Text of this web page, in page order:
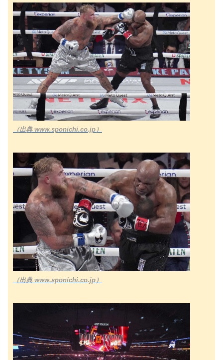
（出典 www.sponichi.co.jp）
（出典 www.sponichi.co.jp）